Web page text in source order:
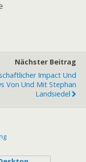
Nächster Beitrag
Impact Und
Von Und Mit Stephan
Landsiedel